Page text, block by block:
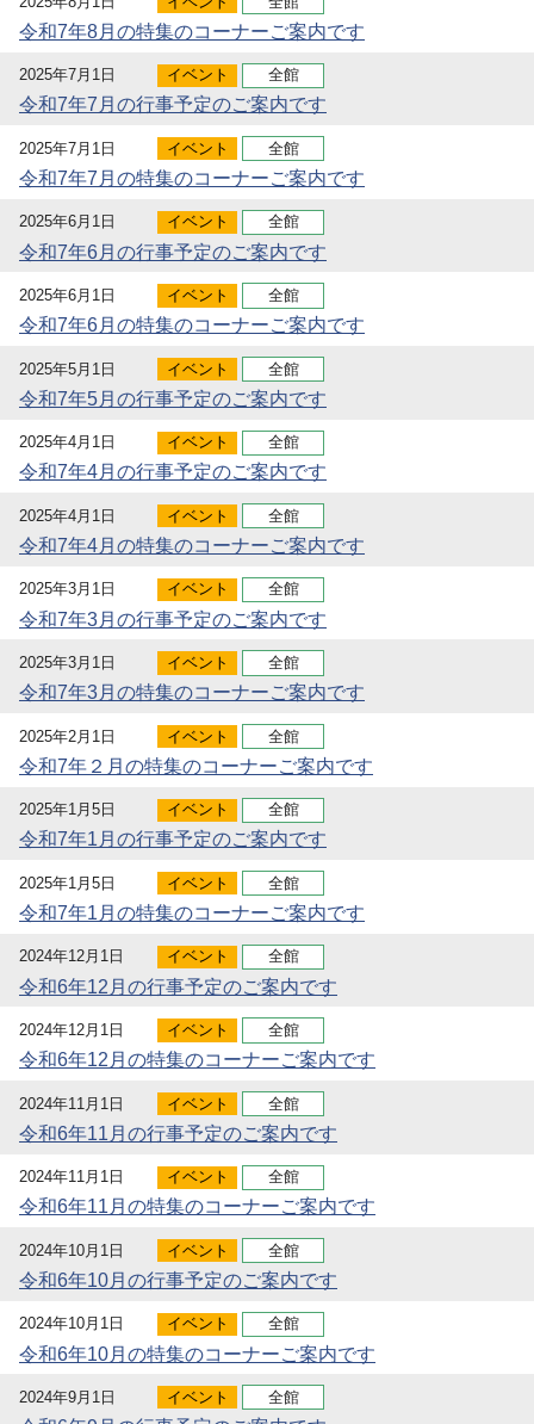
令和7年8月の特集のコーナーご案内です
2025年7月1日 イベント 全館
令和7年7月の行事予定のご案内です
2025年7月1日 イベント 全館
令和7年7月の特集のコーナーご案内です
2025年6月1日 イベント 全館
令和7年6月の行事予定のご案内です
2025年6月1日 イベント 全館
令和7年6月の特集のコーナーご案内です
2025年5月1日 イベント 全館
令和7年5月の行事予定のご案内です
2025年4月1日 イベント 全館
令和7年4月の行事予定のご案内です
2025年4月1日 イベント 全館
令和7年4月の特集のコーナーご案内です
2025年3月1日 イベント 全館
令和7年3月の行事予定のご案内です
2025年3月1日 イベント 全館
令和7年3月の特集のコーナーご案内です
2025年2月1日 イベント 全館
令和7年２月の特集のコーナーご案内です
2025年1月5日 イベント 全館
令和7年1月の行事予定のご案内です
2025年1月5日 イベント 全館
令和7年1月の特集のコーナーご案内です
2024年12月1日 イベント 全館
令和6年12月の行事予定のご案内です
2024年12月1日 イベント 全館
令和6年12月の特集のコーナーご案内です
2024年11月1日 イベント 全館
令和6年11月の行事予定のご案内です
2024年11月1日 イベント 全館
令和6年11月の特集のコーナーご案内です
2024年10月1日 イベント 全館
令和6年10月の行事予定のご案内です
2024年10月1日 イベント 全館
令和6年10月の特集のコーナーご案内です
2024年9月1日 イベント 全館